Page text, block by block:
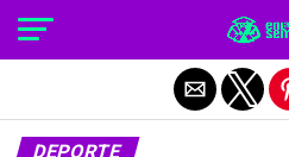
DEPORTE
Salir de la